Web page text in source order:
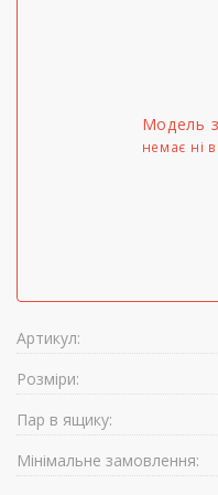
Модель
немає ні
Артикул:
Розміри:
Пар в ящику:
Мінімальне замовлення: